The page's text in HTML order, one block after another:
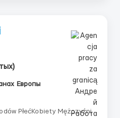
Европы
PłećKobiety Mężczyźni